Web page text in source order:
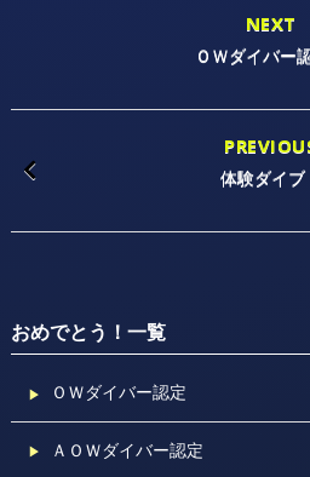
NEXT
ＯＷダイバー
体験ダイブ
おめでとう！一覧
ＯＷダイバー認定
ＡＯＷダイバー認定